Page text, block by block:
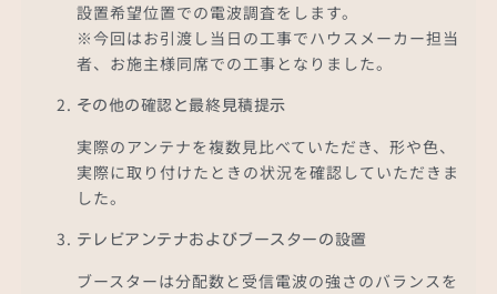
設置希望位置での電波調査をします。
※今回はお引渡し当日の工事でハウスメーカー担当
者、お施主様同席での工事となりました。
その他の確認と最終見積提示
実際のアンテナを複数見比べていただき、形や色、
実際に取り付けたときの状況を確認していただきま
した。
テレビアンテナおよびブースターの設置
ブースターは分配数と受信電波の強さのバランスを